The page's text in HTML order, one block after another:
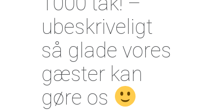
ubeskriveligt
så glade vores
gæster kan
gøre os